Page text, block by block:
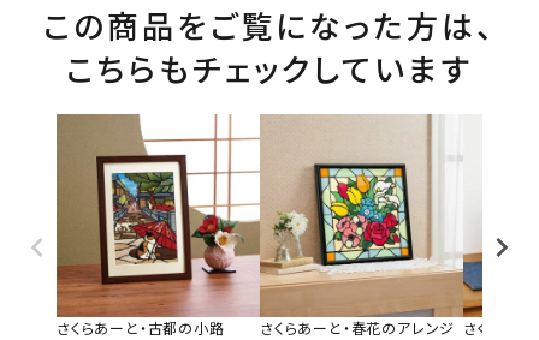
この商品をご覧になった方は、
こちらもチェックしています
さくらあーと・古都の小路
さくらあーと・春花のアレンジ さくらあー